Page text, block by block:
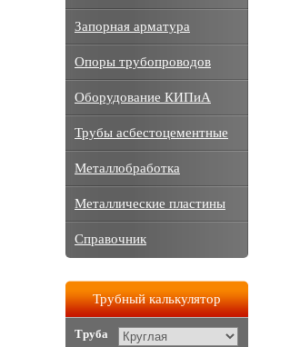
Запорная арматура
Опоры трубопроводов
Оборудование КИПиА
Трубы асбестоцементные
Металлобработка
Металлические пластины
Справочник
Трубный калькулятор
Труба